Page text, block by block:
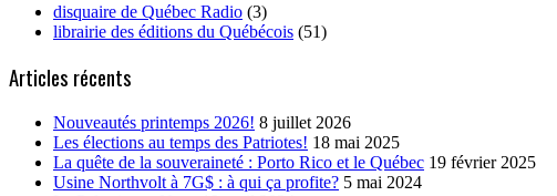
disquaire de Québec Radio (3)
librairie des éditions du Québécois (51)
Articles récents
Nouveautés printemps 2026! 8 juillet 2026
Les élections au temps des Patriotes! 18 mai 2025
La quête de la souveraineté : Porto Rico et le Québec 19 février 2025
Usine Northvolt à 7G$ : à qui ça profite? 5 mai 2024